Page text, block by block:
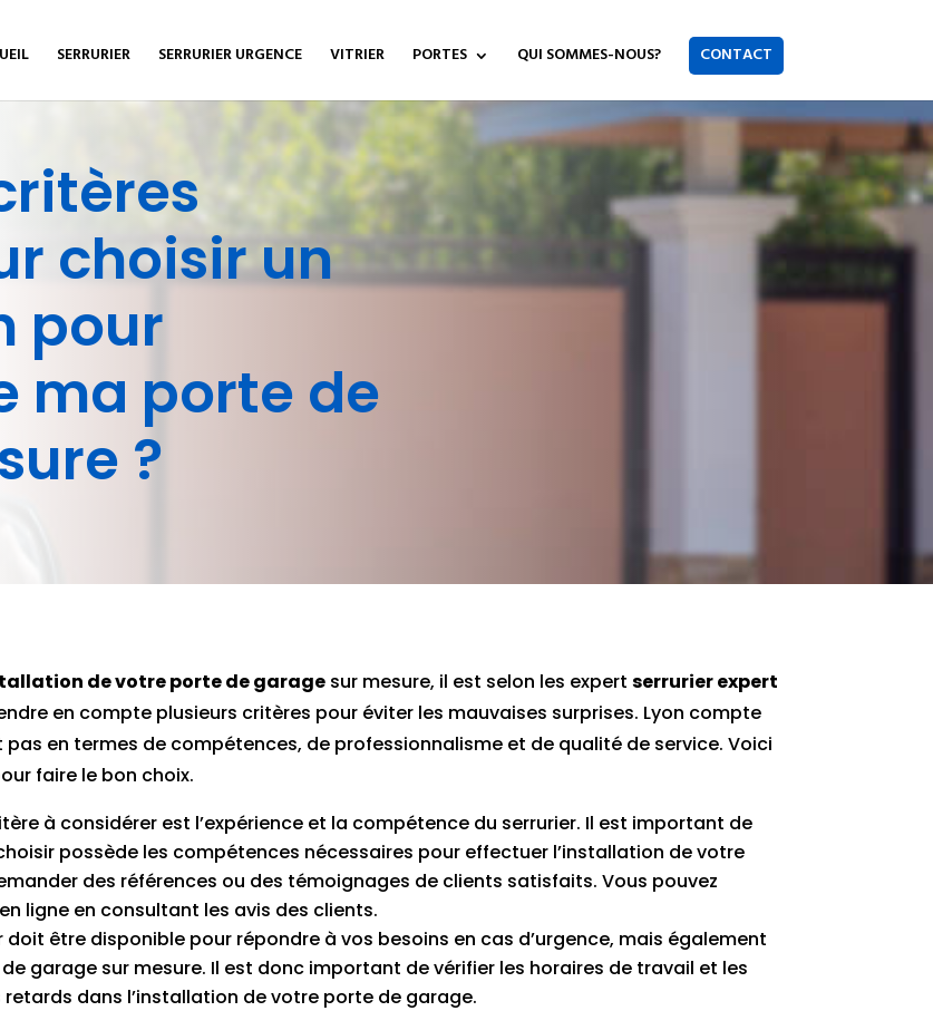
SERRURIER SERRURIER URGENCE VITRIER PORTES QUI SOMMES-NOUS? CONTACT
choisir un
pour
ma porte de
?
de votre porte de garage sur mesure, il est selon les expert serrurier expert
en compte plusieurs critères pour éviter les mauvaises surprises. Lyon compte
en termes de compétences, de professionnalisme et de qualité de service. Voici
faire le bon choix.
à considérer est l’expérience et la compétence du serrurier. Il est important de
possède les compétences nécessaires pour effectuer l’installation de votre
des références ou des témoignages de clients satisfaits. Vous pouvez
ligne en consultant les avis des clients.
être disponible pour répondre à vos besoins en cas d’urgence, mais également
garage sur mesure. Il est donc important de vérifier les horaires de travail et les
dans l’installation de votre porte de garage.